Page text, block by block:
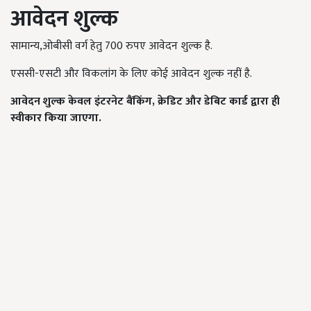
आवेदन शुल्क
सामान्य,ओबीसी वर्ग हेतु 700 रुपए आवेदन शुल्क है.
एससी-एसटी और विकलांग के लिए कोई आवेदन शुल्क नहीं है.
आवेदन शुल्क केवल इंटरनेट बैंकिंग, क्रेडिट और डेबिट कार्ड द्वारा ही
स्वीकार किया जाएगा.